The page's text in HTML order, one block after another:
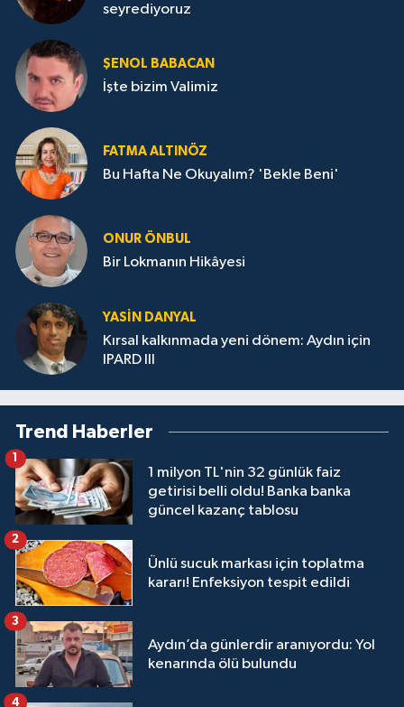
seyrediyoruz
ŞENOL BABACAN
İşte bizim Valimiz
FATMA ALTINÖZ
Bu Hafta Ne Okuyalım? 'Bekle Beni'
ONUR ÖNBUL
Bir Lokmanın Hikâyesi
YASIN DANYAL
Kırsal kalkınmada yeni dönem: Aydın için
IPARD III
Trend Haberler
1 milyon TL'nin 32 günlük faiz
getirisi belli oldu! Banka banka
güncel kazanç tablosu
1
Ünlü sucuk markası için toplatma
kararı! Enfeksiyon tespit edildi
2
Aydın’da günlerdir aranıyordu: Yol
kenarında ölü bulundu
3
4